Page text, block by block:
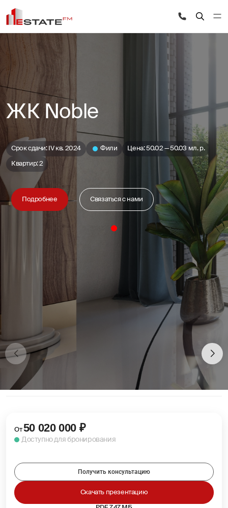
ЖК Noble
Срок сдачи: IV кв. 2024 Фили Цена: 50.02 — 50.03 мл. р.
Квартир: 2
Подробнее Связаться с нами
От50 020 000 ₽
Доступно для бронирования
Скачать презентацию
Получить консультацию